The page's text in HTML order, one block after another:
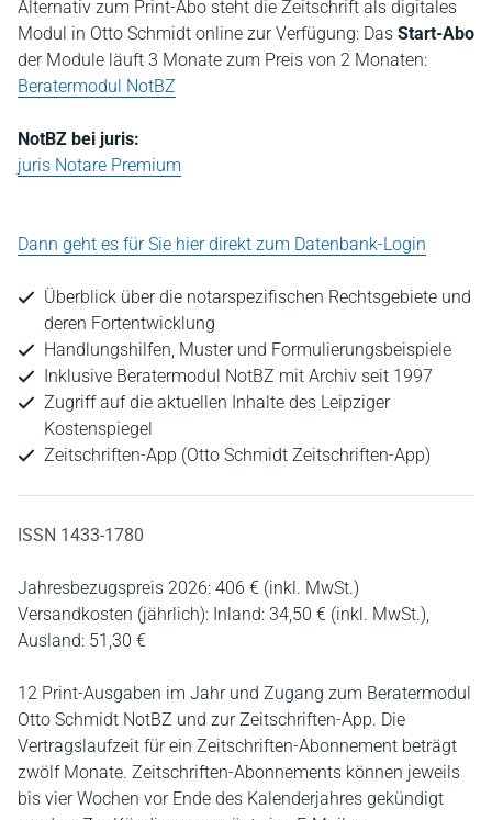
Alternativ zum Print-Abo steht die Zeitschrift als digitales
Modul in Otto Schmidt online zur Verfügung: Das Start-Abo
der Module läuft 3 Monate zum Preis von 2 Monaten:
Beratermodul NotBZ
NotBZ bei juris:
juris Notare Premium
Dann geht es für Sie hier direkt zum Datenbank-Login
Überblick über die notarspezifischen Rechtsgebiete und
deren Fortentwicklung
Handlungshilfen, Muster und Formulierungsbeispiele
Inklusive Beratermodul NotBZ mit Archiv seit 1997
Zugriff auf die aktuellen Inhalte des Leipziger
Kostenspiegel
Zeitschriften-App (Otto Schmidt Zeitschriften-App)
ISSN 1433-1780
Jahresbezugspreis 2026: 406 € (inkl. MwSt.)
Versandkosten (jährlich): Inland: 34,50 € (inkl. MwSt.),
Ausland: 51,30 €
12 Print-Ausgaben im Jahr und Zugang zum Beratermodul
Otto Schmidt NotBZ und zur Zeitschriften-App. Die
Vertragslaufzeit für ein Zeitschriften-Abonnement beträgt
zwölf Monate. Zeitschriften-Abonnements können jeweils
bis vier Wochen vor Ende des Kalenderjahres gekündigt